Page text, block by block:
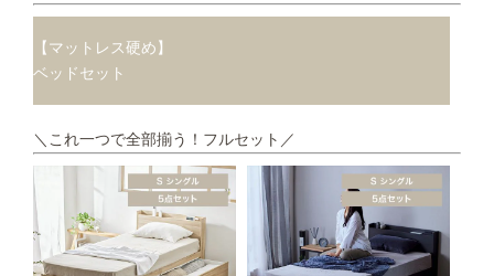
【マットレス硬め】
ベッドセット
＼これ一つで全部揃う！フルセット／